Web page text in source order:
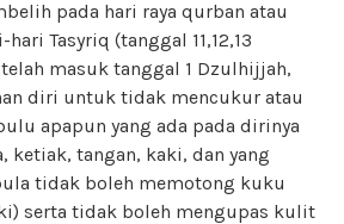
pada hari raya qurban atau
Tasyriq (tanggal 11,12,13
masuk tanggal 1 Dzulhijjah,
diri untuk tidak mencukur atau
apapun yang ada pada dirinya
ketiak, tangan, kaki, dan yang
tidak boleh memotong kuku
serta tidak boleh mengupas kulit